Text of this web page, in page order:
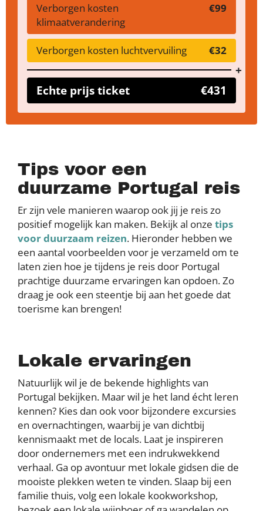
Verborgen kosten
klimaatverandering
€99
Verborgen kosten luchtvervuiling €32
Echte prijs ticket €431
Tips voor een
duurzame Portugal reis
Er zijn vele manieren waarop ook jij je reis zo
positief mogelijk kan maken. Bekijk al onze tips
voor duurzaam reizen. Hieronder hebben we
een aantal voorbeelden voor je verzameld om te
laten zien hoe je tijdens je reis door Portugal
prachtige duurzame ervaringen kan opdoen. Zo
draag je ook een steentje bij aan het goede dat
toerisme kan brengen!
Lokale ervaringen
Natuurlijk wil je de bekende highlights van
Portugal bekijken. Maar wil je het land écht leren
kennen? Kies dan ook voor bijzondere excursies
en overnachtingen, waarbij je van dichtbij
kennismaakt met de locals. Laat je inspireren
door ondernemers met een indrukwekkend
verhaal. Ga op avontuur met lokale gidsen die de
mooiste plekken weten te vinden. Slaap bij een
familie thuis, volg een lokale kookworkshop,